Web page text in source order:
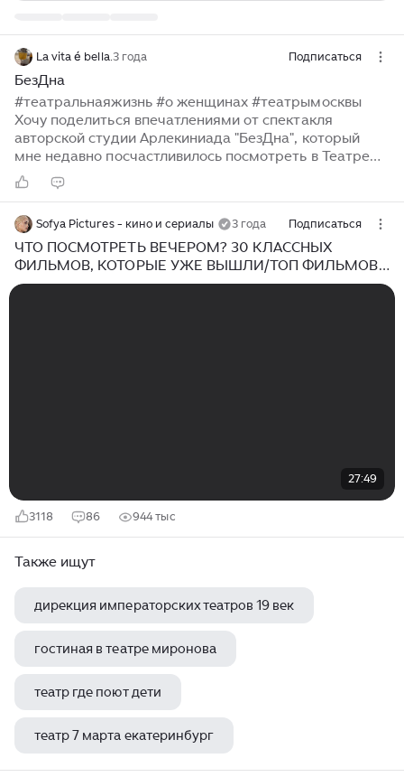
La vita é bella. 3 года Подписаться
БезДна
#театральнаяжизнь #о женщинах #театрымосквы
Хочу поделиться впечатлениями от спектакля
авторской студии Арлекиниада "БезДна", который
мне недавно посчастливилось посмотреть в Театре
Луны. На мой взгляд, это женский спектакль, хотя в
зале были и мужчины разного возраста, которые тоже
спектакля - четыре молодые женщины, каждая из
которых представляет яркий типаж: 1) незамужняя
успешная self-made красотка лет 35; 2) многодетная
мать, пашущая на трех работах, муж у нее
Sofya Pictures - кино и сериалы 3 года Подписаться
ЧТО ПОСМОТРЕТЬ ВЕЧЕРОМ? 30 КЛАССНЫХ
ФИЛЬМОВ, КОТОРЫЕ УЖЕ ВЫШЛИ/ТОП ФИЛЬМОВ,
КОТОРЫЕ СТОИТ ПОСМОТРЕТЬ
27:49
3118 86 944 тыс
Также ищут
дирекция императорских театров 19 век
гостиная в театре миронова
театр где поют дети
театр 7 марта екатеринбург